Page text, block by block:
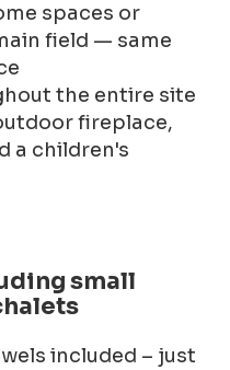
spaces or
field — same
the entire site
fireplace,
a children's
small
included – just